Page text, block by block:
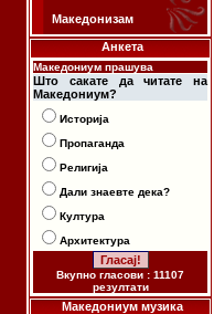
Македонизам
Анкета
Македониум прашува
Што сакате да читате на
Македониум?
Историја
Пропаганда
Религија
Дали знаевте дека?
Култура
Архитектура
Вкупно гласови : 11107
резултати
Македониум музика